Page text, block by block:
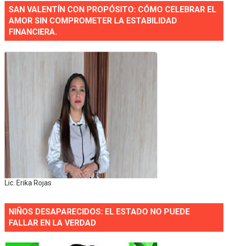
SAN VALENTÍN CON PROPÓSITO: CÓMO CELEBRAR EL
AMOR SIN COMPROMETER LA ESTABILIDAD
FINANCIERA.
Lic. Erika Rojas
NIÑOS DESAPARECIDOS: EL ESTADO NO PUEDE
FALLAR EN LA VERDAD